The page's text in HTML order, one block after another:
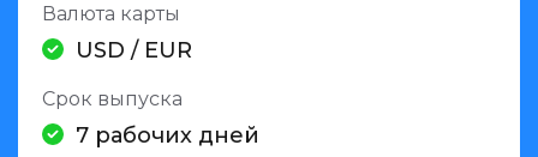
Валюта карты
USD / EUR
Срок выпуска
7 рабочих дней